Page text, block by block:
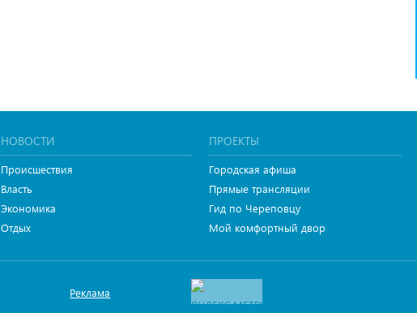
НОВОСТИ
Происшествия
Власть
Экономика
Отдых
ПРОЕКТЫ
Городская афиша
Прямые трансляции
Гид по Череповцу
Мой комфортный двор
Реклама